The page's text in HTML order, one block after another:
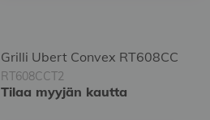
Grilli Ubert Convex RT608CC
RT608CCT2
Tilaa myyjän kautta